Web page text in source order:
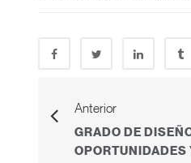
Anterior
GRADO DE
OPORTUNIDADES